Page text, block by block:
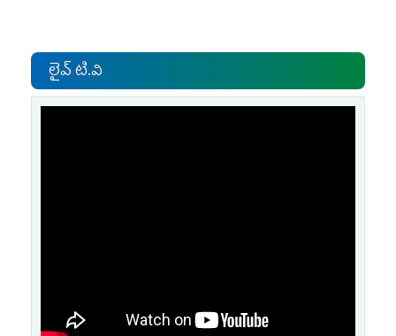
లైవ్ టి.వి